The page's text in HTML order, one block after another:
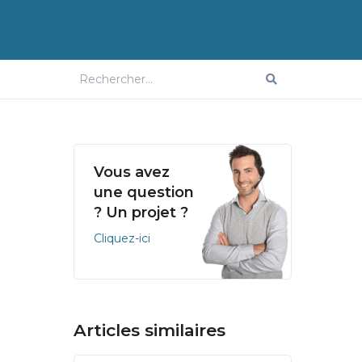
Vous avez
une question
? Un projet ?
Cliquez-ici
Articles similaires